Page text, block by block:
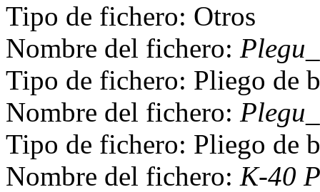
Tipo de fichero: Otros
Nombre del fichero:
Tipo de fichero: Pliego de
Nombre del fichero:
Tipo de fichero: Pliego de
Nombre del fichero: K-40